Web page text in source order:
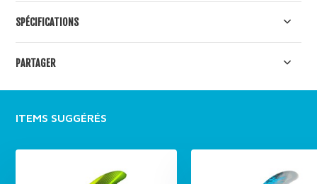
SPÉCIFICATIONS
PARTAGER
ITEMS SUGGÉRÉS